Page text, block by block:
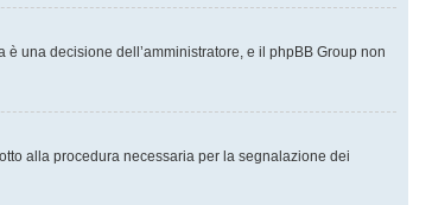
una decisione dell’amministratore, e il phpBB Group non
alla procedura necessaria per la segnalazione dei